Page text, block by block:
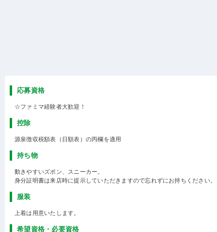
応募資格
☆ファミマ経験者大歓迎！
控除
源泉徴収税額表（日額表）の丙欄を適用
持ち物
動きやすいズボン、スニーカー。
身分証明書は来店時に提示していただきますので忘れずにお持ちください。
服装
上着は用意いたします。
希望資格・必要資格